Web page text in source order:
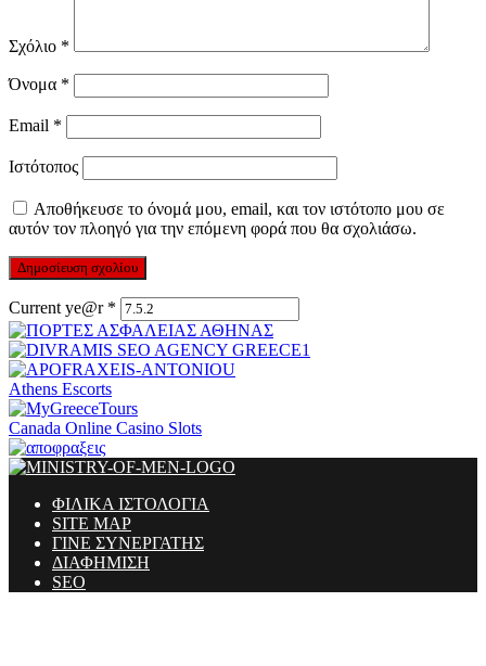
Σχόλιο *
Όνομα *
Email *
Ιστότοπος
Αποθήκευσε το όνομά μου, email, και τον ιστότοπο μου σε
αυτόν τον πλοηγό για την επόμενη φορά που θα σχολιάσω.
Current ye@r *
Athens Escorts
Canada Online Casino Slots
ΦΙΛΙΚΑ ΙΣΤΟΛΟΓΙΑ
SITE MAP
ΓΙΝΕ ΣΥΝΕΡΓΑΤΗΣ
ΔΙΑΦΗΜΙΣΗ
SEO